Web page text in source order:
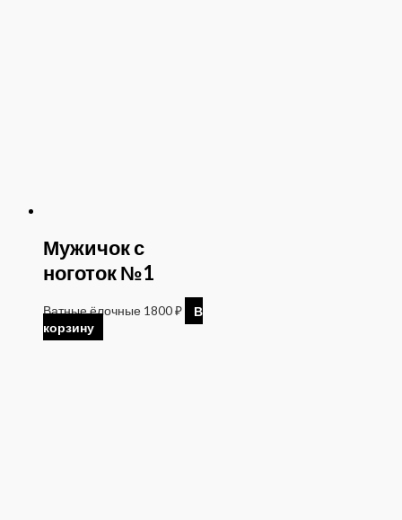
Мужичок с
ноготок №1
Ватные ёлочные 1800₽
В
корзину